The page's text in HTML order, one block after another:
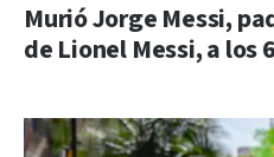
Murió Jorge Messi,
de Lionel Messi, a los